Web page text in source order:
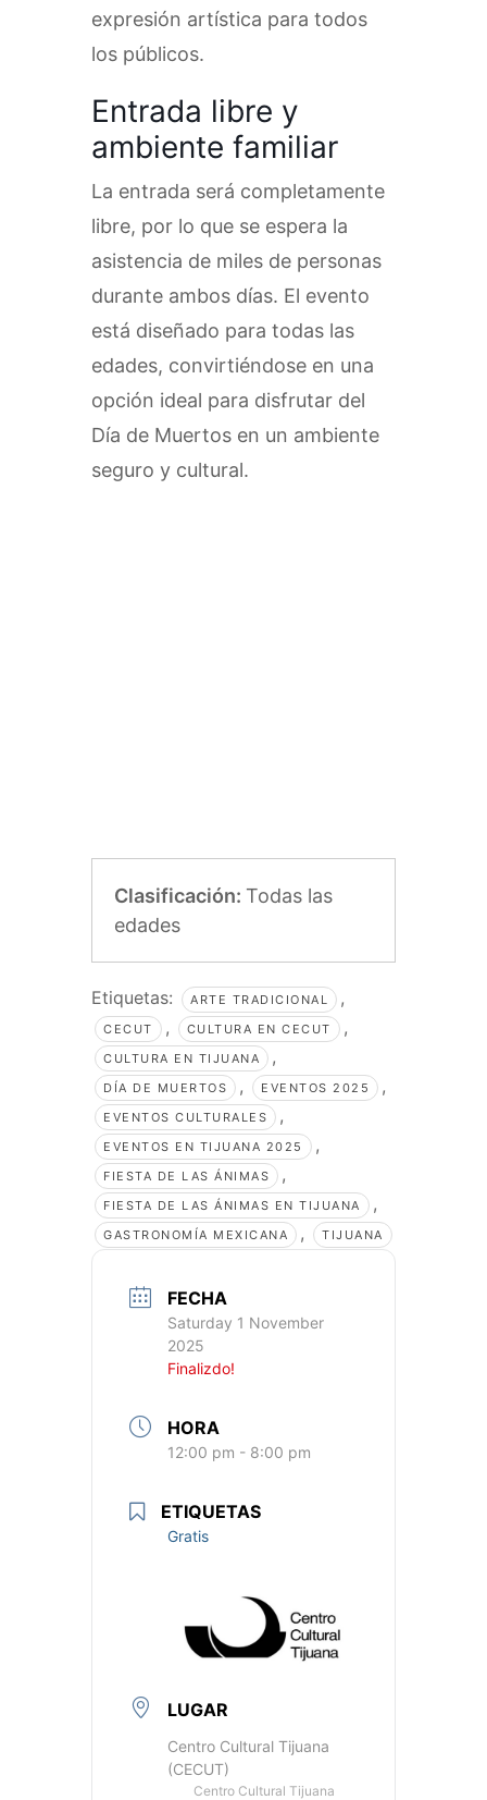
expresión artística para todos
los públicos.
Entrada libre y
ambiente familiar
La entrada será completamente
libre, por lo que se espera la
asistencia de miles de personas
durante ambos días. El evento
está diseñado para todas las
edades, convirtiéndose en una
opción ideal para disfrutar del
Día de Muertos en un ambiente
seguro y cultural.
Clasificación: Todas las
edades
Etiquetas: ARTE TRADICIONAL ,
CECUT , CULTURA EN CECUT ,
CULTURA EN TIJUANA ,
DÍA DE MUERTOS , EVENTOS 2025 ,
EVENTOS CULTURALES ,
EVENTOS EN TIJUANA 2025 ,
FIESTA DE LAS ÁNIMAS ,
FIESTA DE LAS ÁNIMAS EN TIJUANA ,
GASTRONOMÍA MEXICANA , TIJUANA
FECHA
Saturday 1 November
2025
Finalizdo!
HORA
12:00 pm - 8:00 pm
ETIQUETAS
Gratis
LUGAR
Centro Cultural Tijuana
(CECUT)
Centro Cultural Tijuana